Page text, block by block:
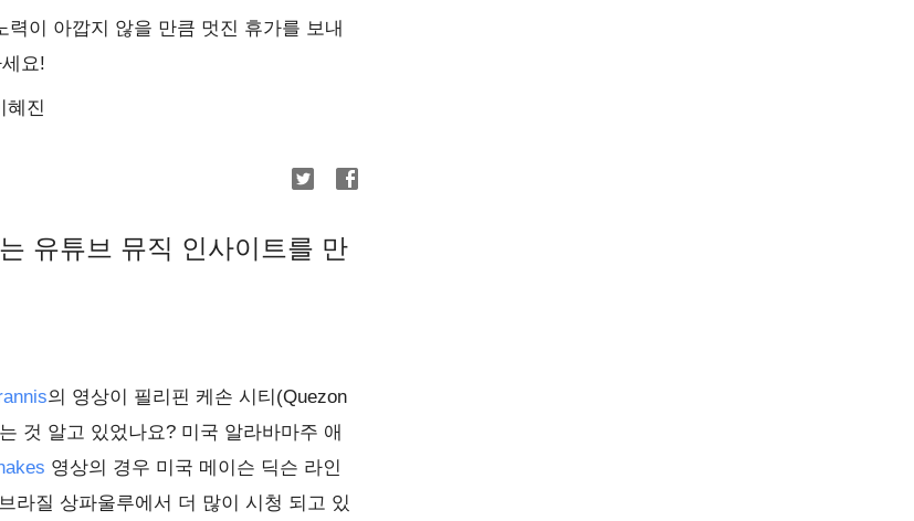
이 아깝지 않을 만큼 멋진 휴가를 보내
요!
혜진
유튜브 뮤직 인사이트를 만
의 영상이 필리핀 케손 시티(Quezon
것 알고 있었나요? 미국 알라바마주 애
영상의 경우 미국 메이슨 딕슨 라인
라질 상파울루에서 더 많이 시청 되고 있